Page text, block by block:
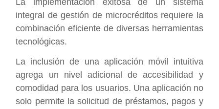
integral de gestión de microcréditos requiere la
combinación eficiente de diversas herramientas
tecnológicas.
La inclusión de una aplicación móvil intuitiva
agrega un nivel adicional de accesibilidad y
comodidad para los usuarios. Una aplicación no
solo permite la solicitud de préstamos, pagos y